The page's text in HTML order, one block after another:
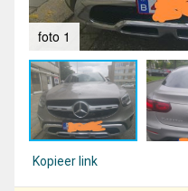
foto 1
Kopieer link